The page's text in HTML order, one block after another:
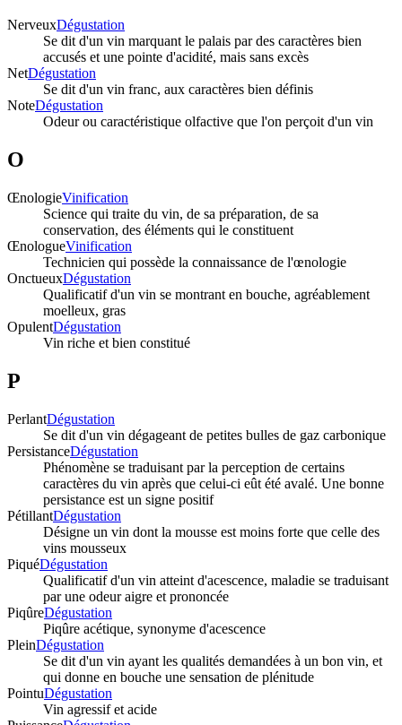
NerveuxDégustation
Se dit d'un vin marquant le palais par des caractères bien
accusés et une pointe d'acidité, mais sans excès
NetDégustation
Se dit d'un vin franc, aux caractères bien définis
NoteDégustation
Odeur ou caractéristique olfactive que l'on perçoit d'un vin
O
ŒnologieVinification
Science qui traite du vin, de sa préparation, de sa
conservation, des éléments qui le constituent
ŒnologueVinification
Technicien qui possède la connaissance de l'œnologie
OnctueuxDégustation
Qualificatif d'un vin se montrant en bouche, agréablement
moelleux, gras
OpulentDégustation
Vin riche et bien constitué
P
PerlantDégustation
Se dit d'un vin dégageant de petites bulles de gaz carbonique
PersistanceDégustation
Phénomène se traduisant par la perception de certains
caractères du vin après que celui-ci eût été avalé. Une bonne
persistance est un signe positif
PétillantDégustation
Désigne un vin dont la mousse est moins forte que celle des
vins mousseux
PiquéDégustation
Qualificatif d'un vin atteint d'acescence, maladie se traduisant
par une odeur aigre et prononcée
PiqûreDégustation
Piqûre acétique, synonyme d'acescence
PleinDégustation
Se dit d'un vin ayant les qualités demandées à un bon vin, et
qui donne en bouche une sensation de plénitude
PointuDégustation
Vin agressif et acide